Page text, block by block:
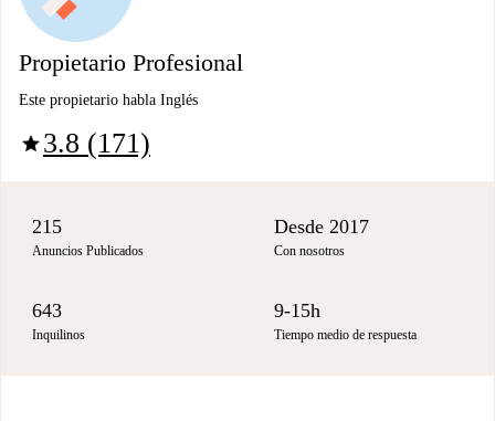
Propietario Profesional
Este propietario habla Inglés
star3.8 (171)
215
Anuncios Publicados
Desde 2017
Con nosotros
643
Inquilinos
9-15h
Tiempo medio de respuesta